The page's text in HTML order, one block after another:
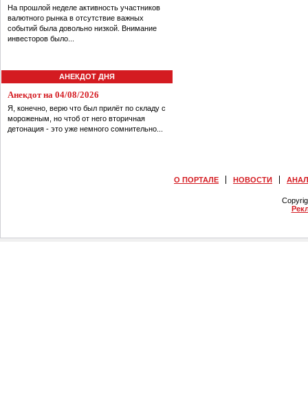
На прошлой неделе активность участников
валютного рынка в отсутствие важных
событий была довольно низкой. Внимание
инвесторов было...
АНЕКДОТ ДНЯ
Анекдот на 04/08/2026
Я, конечно, верю что был прилёт по складу с
мороженым, но чтоб от него вторичная
детонация - это уже немного сомнительно...
О ПОРТАЛЕ НОВОСТИ